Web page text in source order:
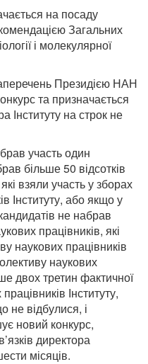
на посаду
Загальних
і молекулярної
Президією НАН
та призначається
Інституту на строк не
участь один
більше 50 відсотків
взяли участь у зборах
Інституту, або якщо у
не набрав
працівників, які
наукових працівників
наукових
двох третин фактичної
Інституту,
не відбулися, і
новий конкурс,
директора
місяців.